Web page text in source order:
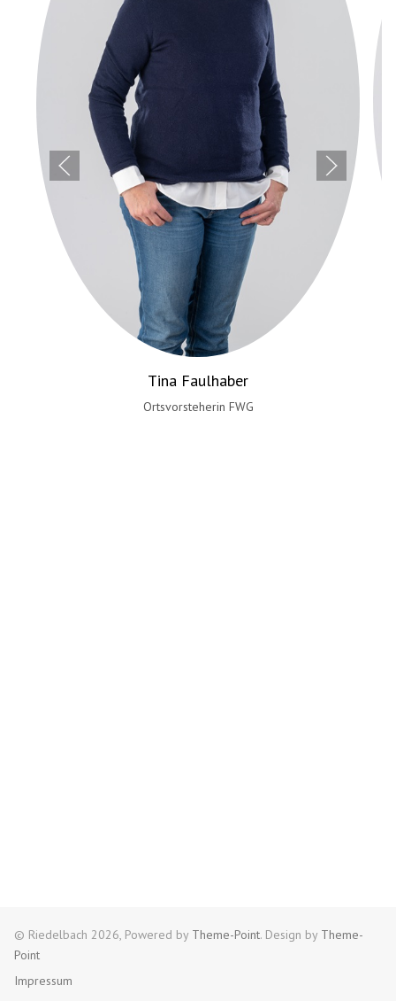
Tina Faulhaber
Ortsvorsteherin FWG
© Riedelbach 2026, Powered by Theme-Point. Design by Theme-
Point
Impressum